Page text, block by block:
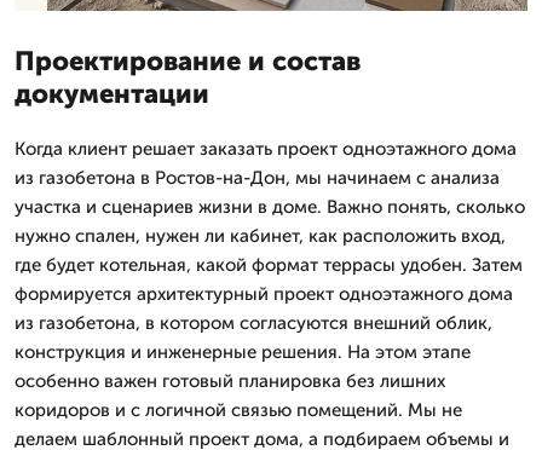
Проектирование и состав
документации
Когда клиент решает заказать проект одноэтажного дома
из газобетона в Ростов-на-Дон, мы начинаем с анализа
участка и сценариев жизни в доме. Важно понять, сколько
нужно спален, нужен ли кабинет, как расположить вход,
где будет котельная, какой формат террасы удобен. Затем
формируется архитектурный проект одноэтажного дома
из газобетона, в котором согласуются внешний облик,
конструкция и инженерные решения. На этом этапе
особенно важен готовый планировка без лишних
коридоров и с логичной связью помещений. Мы не
делаем шаблонный проект дома, а подбираем объемы и